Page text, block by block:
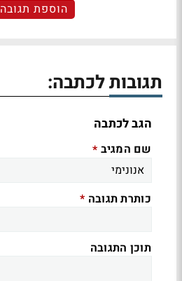
הוספת תגובה
תגובות לכתבה:
הגב לכתבה
שם המגיב *
כותרת תגובה *
תוכן התגובה